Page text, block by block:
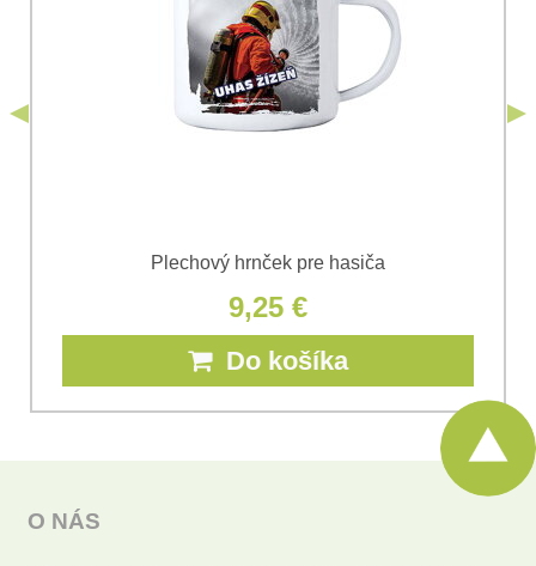
Ochrany osobných údajov
spoločnosti Bomba
Plechový hrnček pre hasiča
9,25 €
Do košíka
O NÁS